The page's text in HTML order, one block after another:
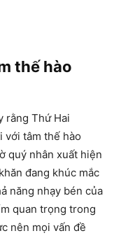
thế hào
rằng Thứ Hai
với tâm thế hào
quý nhân xuất hiện
đang khúc mắc
năng nhạy bén của
quan trọng trong
nên mọi vấn đề